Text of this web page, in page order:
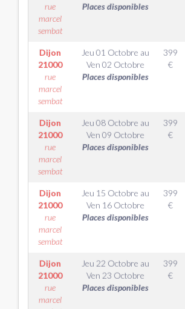
rue
marcel
sembat
Places disponibles
Dijon
21000
rue
marcel
sembat
Jeu 01 Octobre au
Ven 02 Octobre
Places disponibles
399
€
Dijon
21000
rue
marcel
sembat
Jeu 08 Octobre au
Ven 09 Octobre
Places disponibles
399
€
Dijon
21000
rue
marcel
sembat
Jeu 15 Octobre au
Ven 16 Octobre
Places disponibles
399
€
Dijon
21000
rue
marcel
Jeu 22 Octobre au
Ven 23 Octobre
Places disponibles
399
€